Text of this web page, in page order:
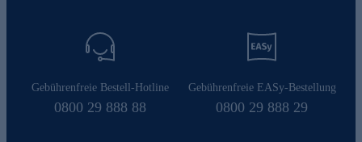
Gebührenfreie Bestell-Hotline
0800 29 888 88
Gebührenfreie EASy-Bestellung
0800 29 888 29